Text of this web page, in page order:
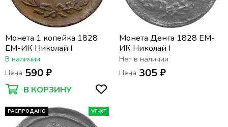
Монета 1 копейка 1828
ЕМ-ИК Николай I
В наличии
Цена 590 ₽
В КОРЗИНУ
Монета Денга 1828 ЕМ-
ИК Николай I
Нет в наличии
Цена 305 ₽
РАСПРОДАНО VF-XF